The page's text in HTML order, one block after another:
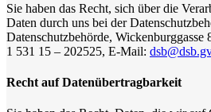
Sie haben das Recht, sich über die
Daten durch uns bei der
Datenschutzbehörde,
1 531 15 – 202525, E-Mail: dsb@
Recht auf Datenübertragbarkeit